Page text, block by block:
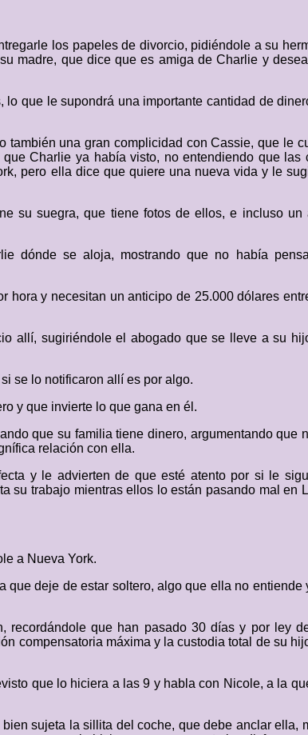
los papeles de divorcio, pidiéndole a su
madre, que dice que es amiga de Charlie y
que le supondrá una importante cantidad de
una gran complicidad con Cassie, que le
Charlie ya había visto, no entendiendo que
pero ella dice que quiere una nueva vida y le
su suegra, que tiene fotos de ellos, e incluso un
dónde se aloja, mostrando que no había
y necesitan un anticipo de 25.000 dólares
allí, sugiriéndole el abogado que se lleve a su
se lo notificaron allí es por algo.
y que invierte lo que gana en él.
que su familia tiene dinero, argumentando que
relación con ella.
y le advierten de que esté atento por si le
su trabajo mientras ellos lo están pasando mal en
a Nueva York.
deje de estar soltero, algo que ella no entiende
que han pasado 30 días y por ley
compensatoria máxima y la custodia total de su
que lo hiciera a las 9 y habla con Nicole, a la
sujeta la sillita del coche, que debe anclar ella,